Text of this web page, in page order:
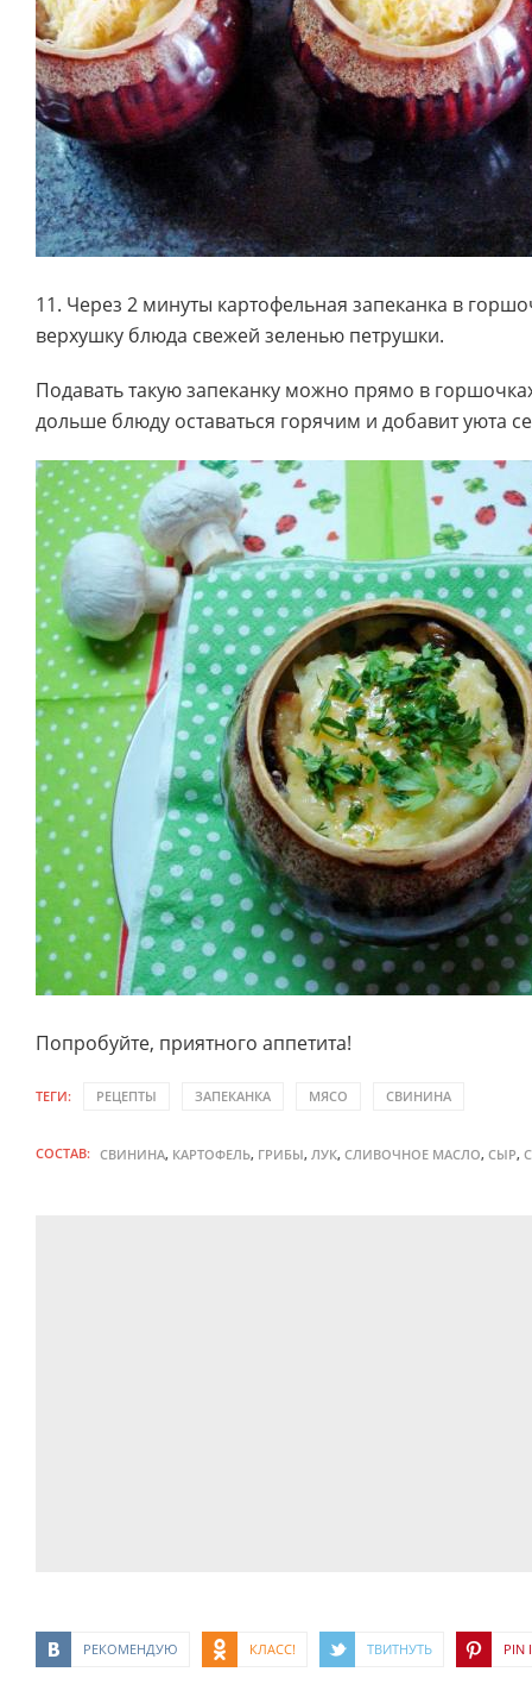
11. Через 2 минуты картофельная запеканка в
верхушку блюда свежей зеленью петрушки.
Подавать такую запеканку можно прямо в
дольше блюду оставаться горячим и добавит уюта
Попробуйте, приятного аппетита!
ТЕГИ: РЕЦЕПТЫ ЗАПЕКАНКА МЯСО СВИНИНА
СОСТАВ: СВИНИНА, КАРТОФЕЛЬ, ГРИБЫ, ЛУК, СЛИВОЧНОЕ МАСЛО, СЫР,
РЕКОМЕНДУЮ КЛАСС! ТВИТНУТЬ PIN